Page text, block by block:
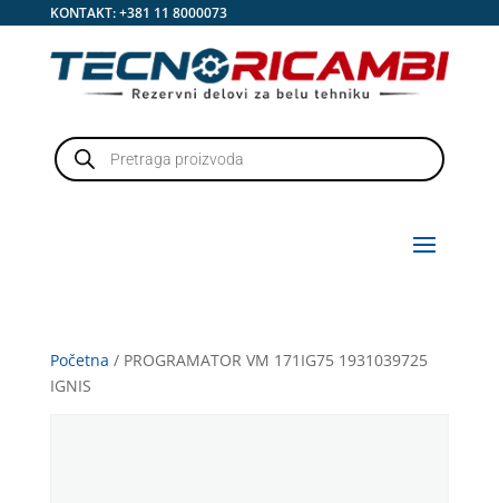
KONTAKT:+381 11 8000073
Products
search
Početna / PROGRAMATOR VM 171IG75 1931039725
IGNIS